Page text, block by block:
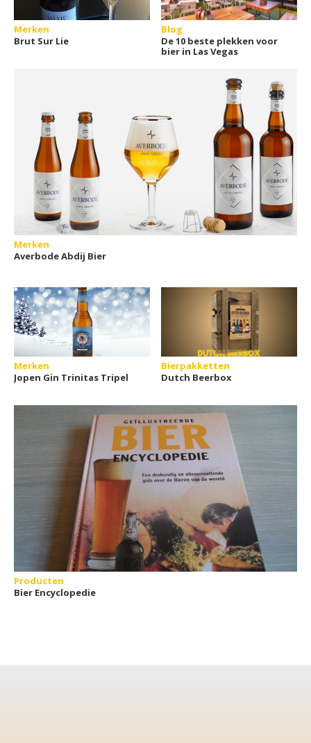
Merken
Brut Sur Lie
Blog
De 10 beste plekken voor
bier in Las Vegas
Merken
Averbode Abdij Bier
Merken
Jopen Gin Trinitas Tripel
Bierpakketten
Dutch Beerbox
Producten
Bier Encyclopedie